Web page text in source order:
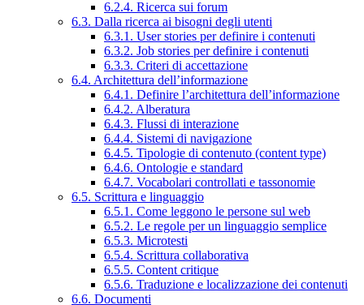
6.2.4. Ricerca sui forum
6.3. Dalla ricerca ai bisogni degli utenti
6.3.1. User stories per definire i contenuti
6.3.2. Job stories per definire i contenuti
6.3.3. Criteri di accettazione
6.4. Architettura dell’informazione
6.4.1. Definire l’architettura dell’informazione
6.4.2. Alberatura
6.4.3. Flussi di interazione
6.4.4. Sistemi di navigazione
6.4.5. Tipologie di contenuto (content type)
6.4.6. Ontologie e standard
6.4.7. Vocabolari controllati e tassonomie
6.5. Scrittura e linguaggio
6.5.1. Come leggono le persone sul web
6.5.2. Le regole per un linguaggio semplice
6.5.3. Microtesti
6.5.4. Scrittura collaborativa
6.5.5. Content critique
6.5.6. Traduzione e localizzazione dei contenuti
6.6. Documenti